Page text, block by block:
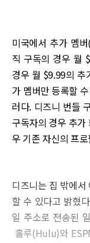
미국에서 추가 멤
직 구독의 경우 월
경우 월 $9.99의 추
가 멤버만 등록할
러다. 디즈니 번들
구독자의 경우 추가
우 기존 자신의 프
디즈니는 집 밖에
할 수 있다고 밝혔
일 주소로 전송된
훌루(Hulu)와